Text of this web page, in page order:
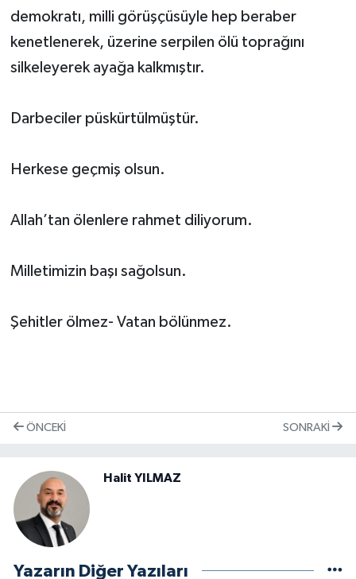
demokratı, milli görüşçüsüyle hep beraber
kenetlenerek, üzerine serpilen ölü toprağını
silkeleyerek ayağa kalkmıştır.
Darbeciler püskürtülmüştür.
Herkese geçmiş olsun.
Allah’tan ölenlere rahmet diliyorum.
Milletimizin başı sağolsun.
Şehitler ölmez- Vatan bölünmez.
ÖNCEKI SONRAKI
Halit YILMAZ
Yazarın Diğer Yazıları
Yemek
SİVİL TOPLUM
KİTAP
HEDEF2020
Genel
Politika
YEREL